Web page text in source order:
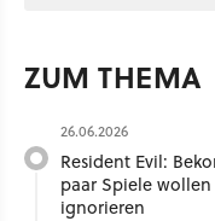
ZUM THEMA
26.06.2026
Resident Evil:
paar Spiele
ignorieren